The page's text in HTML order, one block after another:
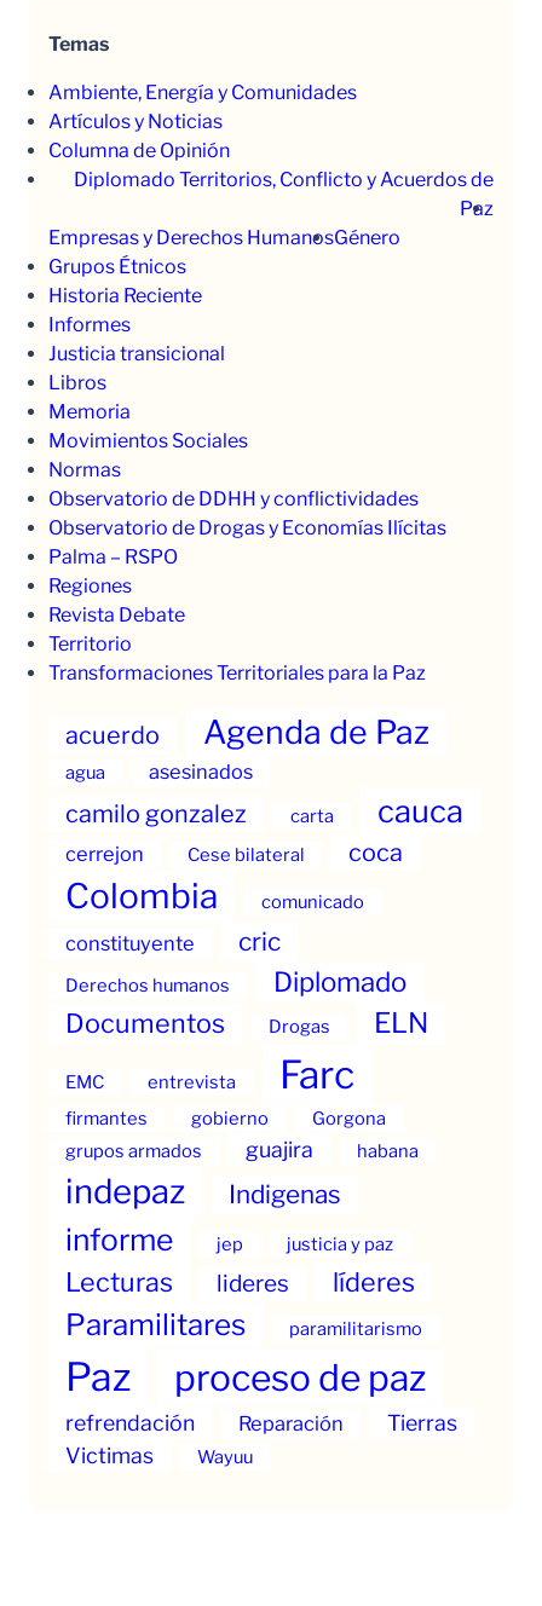
Temas
Ambiente, Energía y Comunidades
Artículos y Noticias
Columna de Opinión
Diplomado Territorios, Conflicto y Acuerdos de
Paz
Empresas y Derechos HumanosGénero
Grupos Étnicos
Historia Reciente
Informes
Justicia transicional
Libros
Memoria
Movimientos Sociales
Normas
Observatorio de DDHH y conflictividades
Observatorio de Drogas y Economías Ilícitas
Palma – RSPO
Regiones
Revista Debate
Territorio
Transformaciones Territoriales para la Paz
acuerdo Agenda de Paz
agua asesinados
camilo gonzalez carta cauca
cerrejon Cese bilateral coca
Colombia comunicado
constituyente cric
Derechos humanos Diplomado
Documentos Drogas ELN
EMC entrevista Farc
firmantes gobierno
Gorgona
grupos armados
guajira habana
indepaz Indigenas
informe jep justicia y paz
Lecturas lideres líderes
Paramilitares paramilitarismo
Paz proceso de paz
refrendación Reparación
Tierras
Victimas
Wayuu